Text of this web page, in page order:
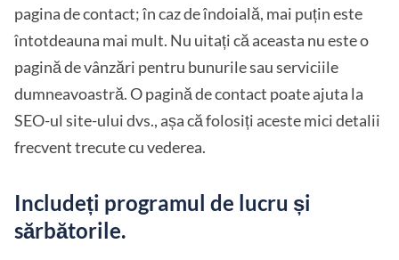
pagina de contact; în caz de îndoială, mai puțin este
întotdeauna mai mult. Nu uitați că aceasta nu este o
pagină de vânzări pentru bunurile sau serviciile
dumneavoastră. O pagină de contact poate ajuta la
SEO-ul site-ului dvs., așa că folosiți aceste mici detalii
frecvent trecute cu vederea.
Includeți programul de lucru și
sărbătorile.